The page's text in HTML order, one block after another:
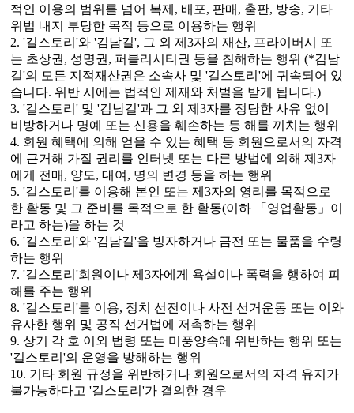
적인 이용의 범위를 넘어 복제, 배포, 판매, 출판, 방송, 기타
위법 내지 부당한 목적 등으로 이용하는 행위
2. '길스토리'와 '김남길', 그 외 제3자의 재산, 프라이버시 또
는 초상권, 성명권, 퍼블리시티권 등을 침해하는 행위 (*김남
길'의 모든 지적재산권은 소속사 및 '길스토리'에 귀속되어 있
습니다. 위반 시에는 법적인 제재와 처벌을 받게 됩니다.)
3. '길스토리' 및 '김남길'과 그 외 제3자를 정당한 사유 없이
비방하거나 명예 또는 신용을 훼손하는 등 해를 끼치는 행위
4. 회원 혜택에 의해 얻을 수 있는 혜택 등 회원으로서의 자격
에 근거해 가질 권리를 인터넷 또는 다른 방법에 의해 제3자
에게 전매, 양도, 대여, 명의 변경 등을 하는 행위
5. '길스토리'를 이용해 본인 또는 제3자의 영리를 목적으로
한 활동 및 그 준비를 목적으로 한 활동(이하 「영업활동」이
라고 하는)을 하는 것
6. '길스토리'와 '김남길'을 빙자하거나 금전 또는 물품을 수령
하는 행위
7. '길스토리'회원이나 제3자에게 욕설이나 폭력을 행하여 피
해를 주는 행위
8. '길스토리'를 이용, 정치 선전이나 사전 선거운동 또는 이와
유사한 행위 및 공직 선거법에 저촉하는 행위
9. 상기 각 호 이외 법령 또는 미풍양속에 위반하는 행위 또는
'길스토리'의 운영을 방해하는 행위
10. 기타 회원 규정을 위반하거나 회원으로서의 자격 유지가
불가능하다고 '길스토리'가 결의한 경우